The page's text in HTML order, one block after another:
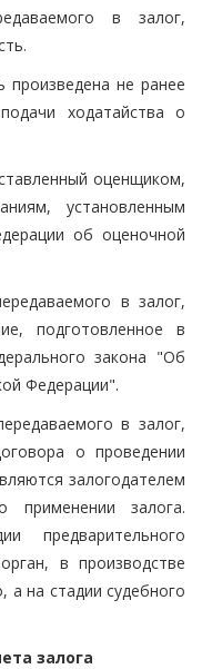
в залог,
не ранее
ходатайства о
оценщиком,
установленным
об оценочной
в залог,
подготовленное в
закона "Об
Федерации".
в залог,
о проведении
залогодателем
применении залога.
предварительного
в производстве
а на стадии судебного
залога